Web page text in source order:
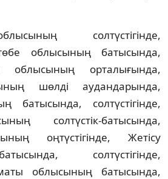
солтүстігінде,
облысының батысында,
облысының орталығында,
шөлді аудандарында,
батысында, солтүстігінде,
солтүстік-батысында,
оңтүстігінде, Жетісу
солтүстігінде,
облысының батысында,